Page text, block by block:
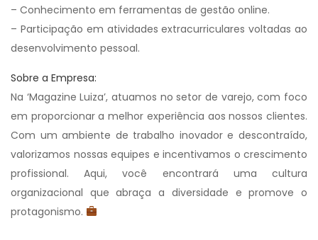
– Conhecimento em ferramentas de gestão online.
– Participação em atividades extracurriculares voltadas ao
desenvolvimento pessoal.
Sobre a Empresa:
Na ‘Magazine Luiza’, atuamos no setor de varejo, com foco
em proporcionar a melhor experiência aos nossos clientes.
Com um ambiente de trabalho inovador e descontraído,
valorizamos nossas equipes e incentivamos o crescimento
profissional. Aqui, você encontrará uma cultura
organizacional que abraça a diversidade e promove o
protagonismo.